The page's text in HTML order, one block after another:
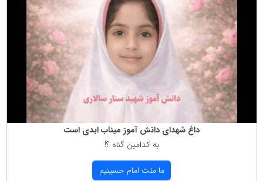
داغ شهدای دانش آموز میناب ابدی است
به كدامین گناه ؟!
ما ملت امام حسینیم